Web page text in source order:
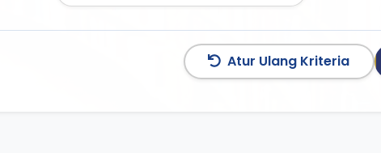
Atur Ulang Kriteria